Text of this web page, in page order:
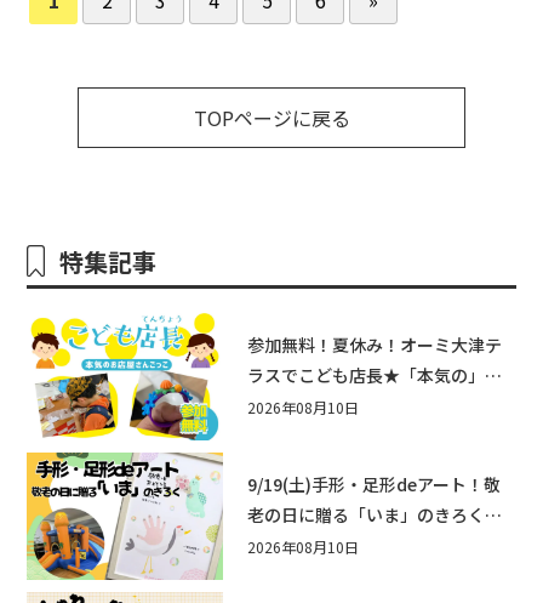
TOPページに戻る
特集記事
参加無料！夏休み！オーミ大津テ
ラスでこども店長★「本気の」お
店屋さんごっこ8/22(土)開催！&ワ
2026年08月10日
9/19(土)手形・足形deアート！敬
老の日に贈る「いま」のきろく♪
他にもふあふあ遊具などお楽しみ
2026年08月10日